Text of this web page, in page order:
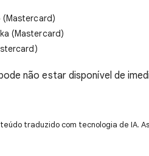
(Mastercard)
(Mastercard)
não estar disponível de
traduzido com tecnologia de IA.